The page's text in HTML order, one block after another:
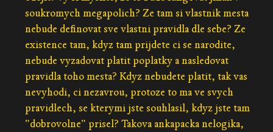
soukromych megapolich? Ze tam si vlastnik mesta
nebude definovat sve vlastni pravidla dle sebe? Ze
existence tam, kdyz tam prijdete ci se narodite,
nebude vyzadovat platit poplatky a nasledovat
pravidla toho mesta? Kdyz nebudete platit, tak vas
nevyhodi, ci nezavrou, protoze to ma ve svych
pravidlech, se kterymi jste souhlasil, kdyz jste tam
"dobrovolne" prisel? Takova ankapacka nelogika,